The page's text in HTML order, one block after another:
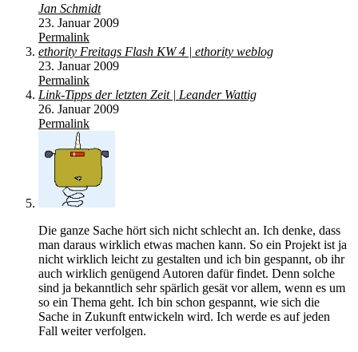
Jan Schmidt
23. Januar 2009
Permalink
ethority Freitags Flash KW 4 | ethority weblog
23. Januar 2009
Permalink
Link-Tipps der letzten Zeit | Leander Wattig
26. Januar 2009
Permalink
Die ganze Sache hört sich nicht schlecht an. Ich denke, dass
man daraus wirklich etwas machen kann. So ein Projekt ist ja
nicht wirklich leicht zu gestalten und ich bin gespannt, ob ihr
auch wirklich genügend Autoren dafür findet. Denn solche
sind ja bekanntlich sehr spärlich gesät vor allem, wenn es um
so ein Thema geht. Ich bin schon gespannt, wie sich die
Sache in Zukunft entwickeln wird. Ich werde es auf jeden
Fall weiter verfolgen.